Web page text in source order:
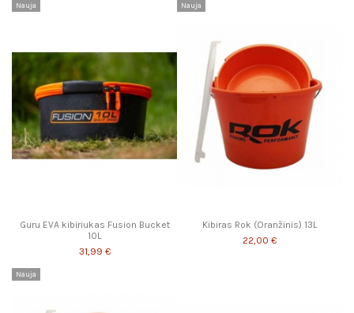
Nauja
Guru EVA kibiriukas Fusion Bucket
10L
31,99 €
Nauja
Kibiras Rok (Oranžinis) 13L
22,00 €
Nauja